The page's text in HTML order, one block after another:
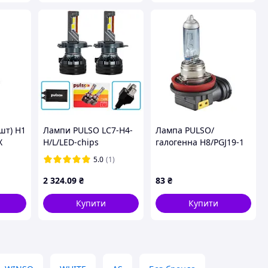
H1
Лампи PULSO LC7-H4-
H/L/LED-chips
Customized CSP/9-
30V/2*85W/20000Lm/6000k
5.0 (1)
2 324.09 ₴
Купити
Лампа PULSO/
галогенна H8/PGJ19-1
83 ₴
Купити